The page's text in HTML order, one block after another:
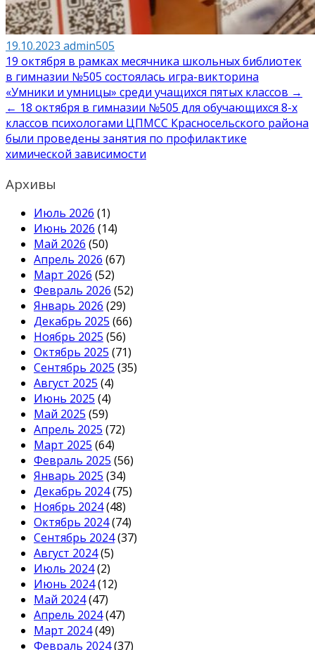
19.10.2023 admin505
Навигация
по
записям
19 октября в рамках месячника школьных библиотек
в гимназии №505 состоялась игра-викторина
«Умники и умницы» среди учащихся пятых классов →
← 18 октября в гимназии №505 для обучающихся 8-х
классов психологами ЦПМСС Красносельского района
были проведены занятия по профилактике
химической зависимости
Архивы
Июль 2026 (1)
Июнь 2026 (14)
Май 2026 (50)
Апрель 2026 (67)
Март 2026 (52)
Февраль 2026 (52)
Январь 2026 (29)
Декабрь 2025 (66)
Ноябрь 2025 (56)
Октябрь 2025 (71)
Сентябрь 2025 (35)
Август 2025 (4)
Июнь 2025 (4)
Май 2025 (59)
Апрель 2025 (72)
Март 2025 (64)
Февраль 2025 (56)
Январь 2025 (34)
Декабрь 2024(75)
Ноябрь 2024(48)
Октябрь 2024(74)
Сентябрь 2024(37)
Август 2024(5)
Июль 2024(2)
Июнь 2024(12)
Май 2024(47)
Апрель 2024(47)
Март 2024(49)
Февраль 2024(37)